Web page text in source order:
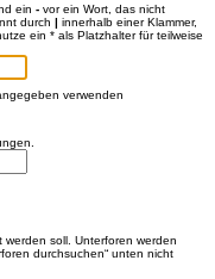
ein - vor ein Wort, das nicht
durch | innerhalb einer Klammer,
ein * als Platzhalter für teilweise
verwenden
soll. Unterforen werden
durchsuchen“ unten nicht